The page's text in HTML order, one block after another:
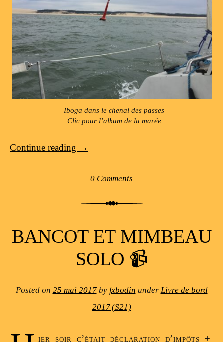
Iboga dans le chenal des passes
Clic pour l’album de la marée
Continue reading →
0 Comments
BANCOT ET MIMBEAU
SOLO 📹
Posted on 25 mai 2017by fxbodin under Livre de bord
2017 (S21)
ier soir c’était déclaration d’impôts +